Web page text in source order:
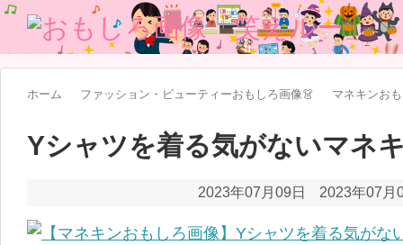
ホーム ファッション・ビューティーおもしろ画像👗 マネキンお
Yシャツを着る気がないマネ
2023年07月09日 2023年07月